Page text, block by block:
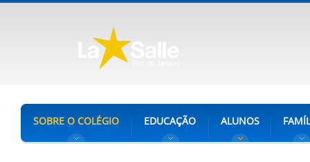
SOBRE O COLÉGIO EDUCAÇÃO ALUNOS